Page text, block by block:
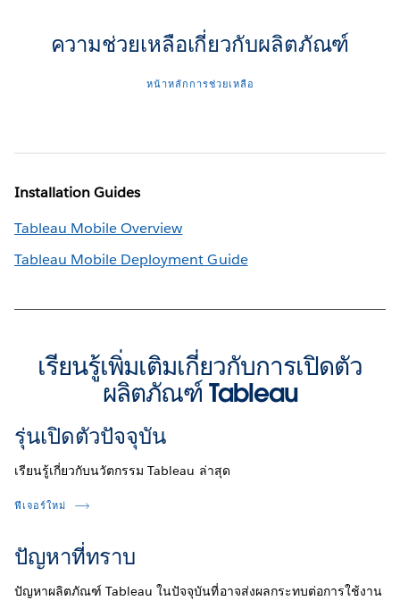
ความช่วยเหลือเกี่ยวกับผลิตภัณฑ์
หน้าหลักการช่วยเหลือ
Installation Guides
Tableau Mobile Overview
Tableau Mobile Deployment Guide
เรียนรู้เพิ่มเติมเกี่ยวกับการเปิดตัว
ผลิตภัณฑ์ Tableau
รุ่นเปิดตัวปัจจุบัน
เรียนรู้เกี่ยวกับนวัตกรรม Tableau ล่าสุด
ฟีเจอร์ใหม่
ปัญหาที่ทราบ
ปัญหาผลิตภัณฑ์ Tableau ในปัจจุบันที่อาจส่งผลกระทบต่อการใช้งาน